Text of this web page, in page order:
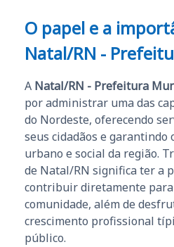
O papel e a
Natal/RN -
A Natal/RN - Prefeitura
por administrar uma das
do Nordeste, oferecendo
seus cidadãos e garantindo
urbano e social da região.
de Natal/RN significa ter a
contribuir diretamente
comunidade, além de
crescimento profissional
público.